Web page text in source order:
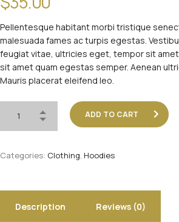
Pellentesque habitant morbi tristique
malesuada fames ac turpis egestas.
feugiat vitae, ultricies eget, tempor sit
sit amet quam egestas semper. Aenean
Mauris placerat eleifend leo.
ADD TO CART
Categories: Clothing, Hoodies
Description Reviews (0)